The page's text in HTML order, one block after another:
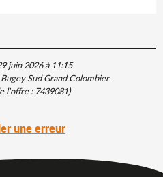
juin 2026 à 11:15
Sud Grand Colombier
l'offre :7439081)
une erreur